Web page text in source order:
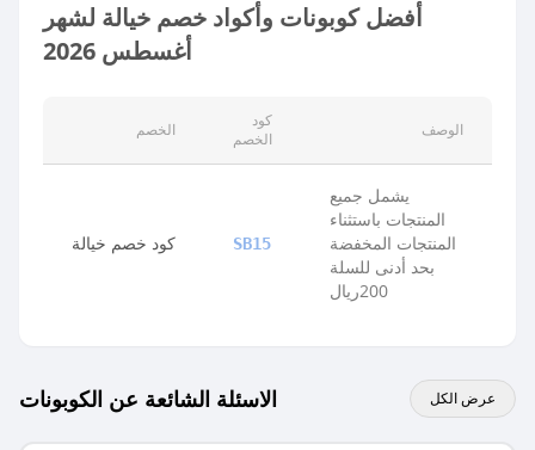
أفضل كوبونات وأكواد خصم خيالة لشهر
أغسطس 2026
الخصم
كود
الخصم
الوصف
كود خصم خيالة SB15
يشمل جميع
المنتجات باستثناء
المنتجات المخفضة
بحد أدنى للسلة
200ريال
الاسئلة الشائعة عن الكوبونات عرض الكل